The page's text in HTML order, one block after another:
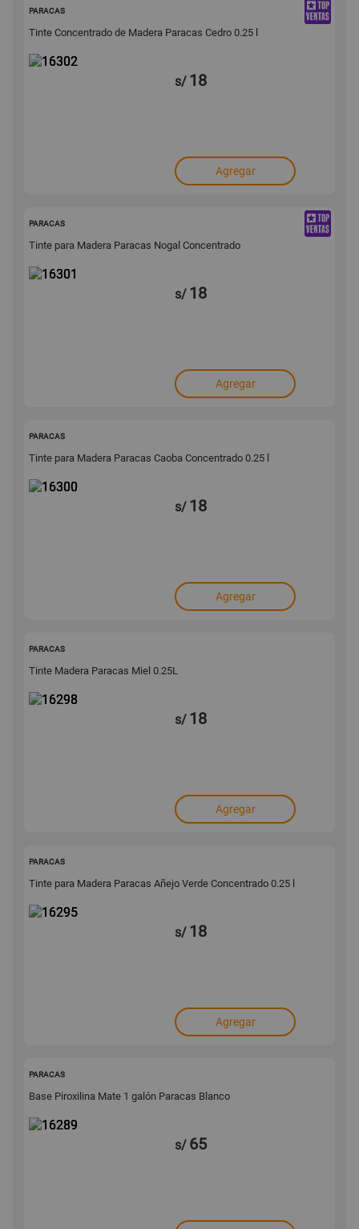
PARACAS
Tinte Concentrado de Madera Paracas Cedro 0.25 l
s/ 18
Agregar
PARACAS
Tinte para Madera Paracas Nogal Concentrado
s/ 18
Agregar
PARACAS
Tinte para Madera Paracas Caoba Concentrado 0.25 l
s/ 18
Agregar
PARACAS
Tinte Madera Paracas Miel 0.25L
s/ 18
Agregar
PARACAS
Tinte para Madera Paracas Añejo Verde Concentrado 0.25 l
s/ 18
Agregar
PARACAS
Base Piroxilina Mate 1 galón Paracas Blanco
s/ 65